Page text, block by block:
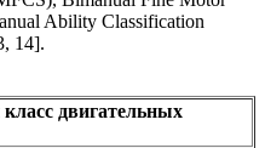
Ability Classification
14].
двигательных